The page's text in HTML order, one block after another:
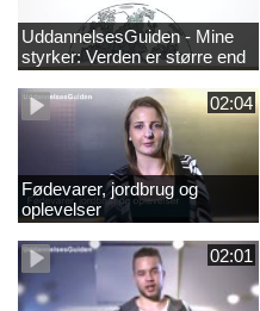
UddannelsesGuiden - Mine
styrker: Verden er større end
dig og du bidrager til den
02:04
Fødevarer, jordbrug og
oplevelser
02:01